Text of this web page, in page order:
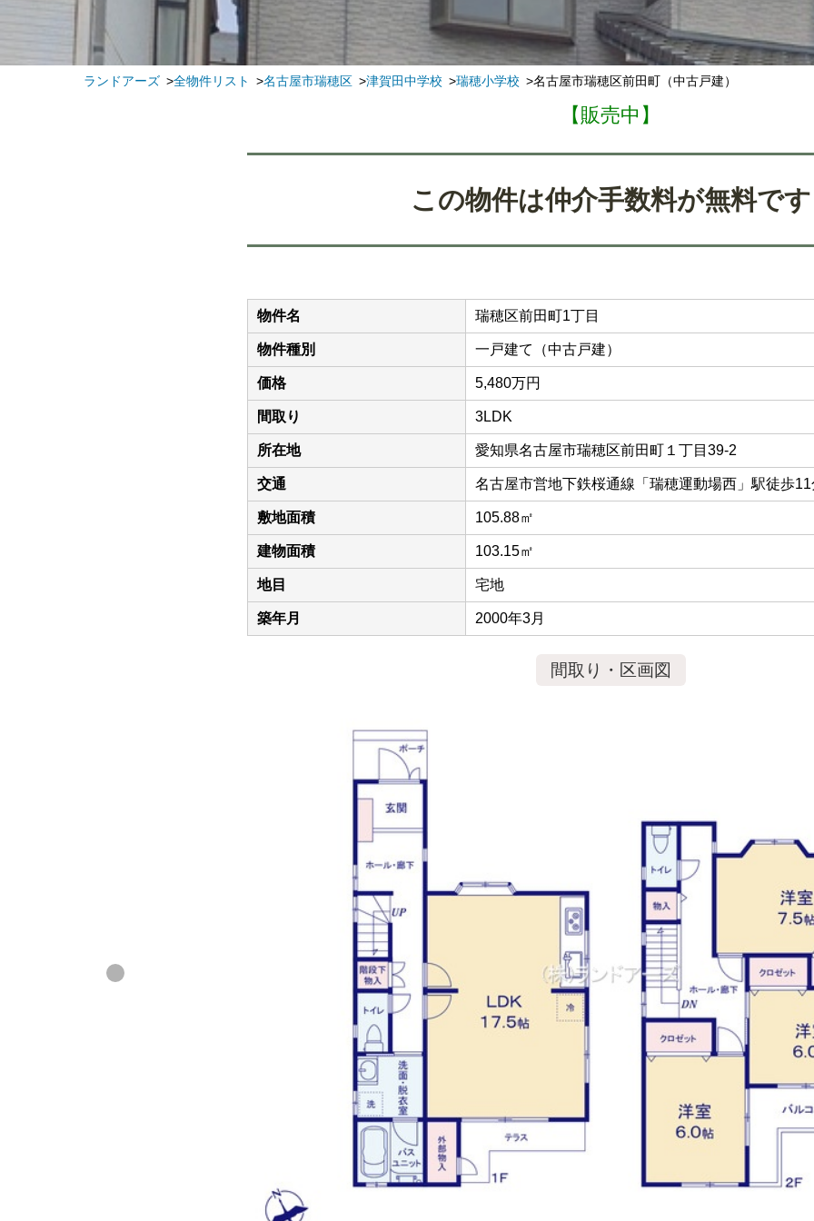
ランドアーズ 全物件リスト 名古屋市瑞穂区 津賀田中学校 瑞穂小学校 名古屋市瑞穂区前田町（中古戸建）
【販売中】
この物件は仲介手数料が無料です
物件名 瑞穂区前田町1丁目
物件種別 一戸建て（中古戸建）
価格 5,480万円
間取り 3LDK
所在地 愛知県名古屋市瑞穂区前田町１丁目39-2
交通 名古屋市営地下鉄桜通線「瑞穂運動場西」駅徒歩11
敷地面積 105.88㎡
建物面積 103.15㎡
地目 宅地
築年月 2000年3月
間取り・区画図